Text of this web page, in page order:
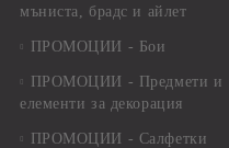
мъниста, брадс и айлет
ПРОМОЦИИ - Бои
ПРОМОЦИИ - Предмети и
елементи за декорация
ПРОМОЦИИ - Салфетки